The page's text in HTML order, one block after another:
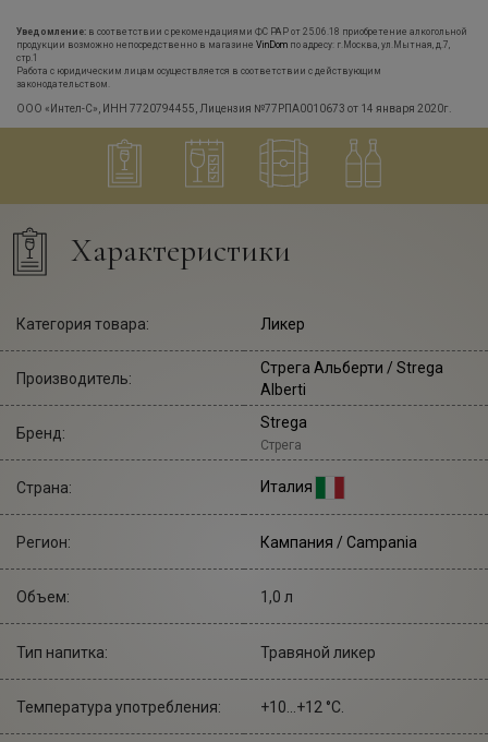
Уведомление: в соответствии с рекомендациями ФС РАР от 25.06.18 приобретение алкогольной
продукции возможно непосредственно в магазине VinDom по адресу: г.Москва, ул.Мытная, д.7,
стр.1
Работа с юридическим лицам осуществляется в соответствии с действующим
законодательством.
ООО «Интел-С», ИНН 7720794455, Лицензия №77РПА0010673 от 14 января 2020г.
Характеристики
Категория товара: Ликер
Производитель:
Стрега Альберти / Strega
Alberti
Бренд:
Strega
Стрега
Страна: Италия
Регион: Кампания / Campania
Объем: 1,0 л
Тип напитка: Травяной ликер
Температура употребления: +10...+12 °С.